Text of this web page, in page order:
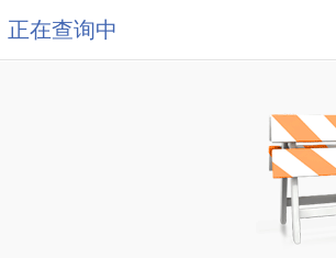
正在查询中